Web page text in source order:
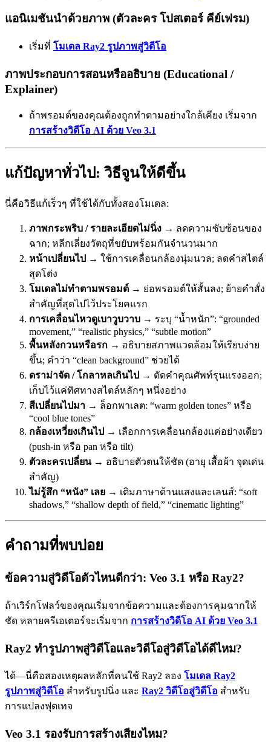
แอนิเมชันนำด้วยภาพ (ตัวละคร โปสเตอร์ คีย์เฟรม)
เริ่มที่ โมเดล Ray2 รูปภาพสู่วิดีโอ
ภาพประกอบการสอนหรืออธิบาย (Educational /
Explainer)
ถ้าพรอมต์ของคุณต้องถูกทำตามอย่างใกล้เคียง เริ่มจาก
การสร้างวิดีโอ AI ด้วย Veo 3.1
แก้ปัญหาทั่วไป: วิธีจูนให้ดีขึ้น
นี่คือวิธีแก้เร็วๆ ที่ใช้ได้กับทั้งสองโมเดล:
ภาพกระพริบ / รายละเอียดไม่นิ่ง → ลดความซับซ้อนของ
ฉาก; หลีกเลี่ยงวัตถุที่ขยับพร้อมกันจำนวนมาก
หน้าเปลี่ยนไป → ใช้การเคลื่อนกล้องนุ่มนวล; ลดคำสไตล์
สุดโต่ง
โมเดลไม่ทำตามพรอมต์ → ย่อพรอมต์ให้สั้นลง; ย้ายคำสั่ง
สำคัญที่สุดไปไว้ประโยคแรก
การเคลื่อนไหวดูเบาวูบวาบ → ระบุ “น้ำหนัก”: “grounded
movement,” “realistic physics,” “subtle motion”
พื้นหลังกวนหรือรก → อธิบายสภาพแวดล้อมให้เรียบง่าย
ขึ้น; คำว่า “clean background” ช่วยได้
ดราม่าจัด / โกลาหลเกินไป → ตัดคำคุณศัพท์รุนแรงออก;
เก็บไว้แค่ทิศทางสไตล์หลักๆ หนึ่งอย่าง
สีเปลี่ยนไปมา → ล็อกพาเลต: “warm golden tones” หรือ
“cool blue tones”
กล้องเหวี่ยงเกินไป → เลือกการเคลื่อนกล้องแค่อย่างเดียว
(push-in หรือ pan หรือ tilt)
ตัวละครเปลี่ยน→ อธิบายตัวตนให้ชัด (อายุ เสื้อผ้า จุดเด่น
สำคัญ)
ไม่รู้สึก “หนัง” เลย → เติมภาษาด้านแสงและเลนส์: “soft
shadows,” “shallow depth of field,” “cinematic lighting”
คำถามที่พบบ่อย
ข้อความสู่วิดีโอตัวไหนดีกว่า: Veo 3.1 หรือ Ray2?
ถ้าเวิร์กโฟลว์ของคุณเริ่มจากข้อความและต้องการคุมฉากให้
ชัด หลายครีเอเตอร์จะเริ่มจาก การสร้างวิดีโอ AI ด้วย Veo 3.1
Ray2 ทำรูปภาพสู่วิดีโอและวิดีโอสู่วิดีโอได้ดีไหม?
ได้—นี่คือสองเหตุผลหลักที่คนใช้ Ray2 ลอง โมเดล Ray2
รูปภาพสู่วิดีโอ สำหรับรูปนิ่ง และ Ray2 วิดีโอสู่วิดีโอ สำหรับ
การแปลงฟุตเทจ
Veo 3.1 รองรับการสร้างเสียงไหม?